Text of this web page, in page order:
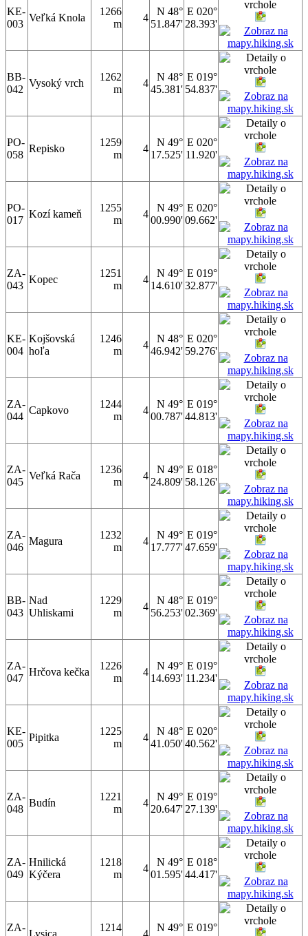
KE-
003
Veľká Knola
1266
m
4
N 48°
51.847'
E 020°
28.393'
BB-
042
Vysoký vrch
1262
m
4
N 48°
45.381'
E 019°
54.837'
PO-
058
Repisko
1259
m
4
N 49°
17.525'
E 020°
11.920'
PO-
017
Kozí kameň
1255
m
4
N 49°
00.990'
E 020°
09.662'
ZA-
043
Kopec
1251
m
4
N 49°
14.610'
E 019°
32.877'
KE-
004
Kojšovská
hoľa
1246
m
4
N 48°
46.942'
E 020°
59.276'
ZA-
044
Capkovo
1244
m
4
N 49°
00.787'
E 019°
44.813'
ZA-
045
Veľká Rača
1236
m
4
N 49°
24.809'
E 018°
58.126'
ZA-
046
Magura
1232
m
4
N 49°
17.777'
E 019°
47.659'
BB-
043
Nad
Uhliskami
1229
m
4
N 48°
56.253'
E 019°
02.369'
ZA-
047
Hrčova kečka
1226
m
4
N 49°
14.693'
E 019°
11.234'
KE-
005
Pipitka
1225
m
4
N 48°
41.050'
E 020°
40.562'
ZA-
048
Budín
1221
m
4
N 49°
20.647'
E 019°
27.139'
ZA-
049
Hnilická
Kýčera
1218
m
4
N 49°
01.595'
E 018°
44.417'
ZA-
Lysica
1214
4
N 49° E 019°